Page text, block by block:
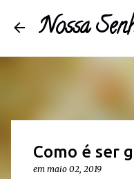
Nossa
Como é ser
em maio 02, 2019